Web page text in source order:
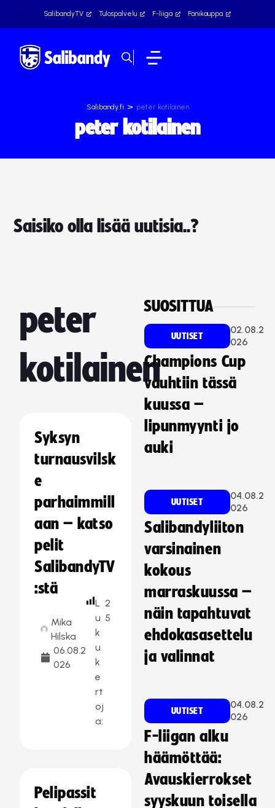
SalibandyTV Tulospalvelu F-liiga Fanikauppa
Salibandy.fi > peter kotilainen
peter kotilainen
Saisiko olla lisää uutisia..?
peter
kotilainen
Syksyn
turnausvilsk
e
parhaimmill
aan – katso
pelit
SalibandyTV
:stä
Mika
Hilska
06.08.2
026
L
u
k
u
k
e
rt
oj
a:
2
5
Pelipassit
SUOSITTUA
UUTISET
02.08.2
026
Champions Cup
vauhtiin tässä
kuussa –
lipunmyynti jo
auki
UUTISET
04.08.2
026
Salibandyliiton
varsinainen
kokous
marraskuussa –
näin tapahtuvat
ehdokasasettelu
ja valinnat
UUTISET
04.08.2
026
F-liigan alku
häämöttää:
Avauskierrokset
syyskuun toisella